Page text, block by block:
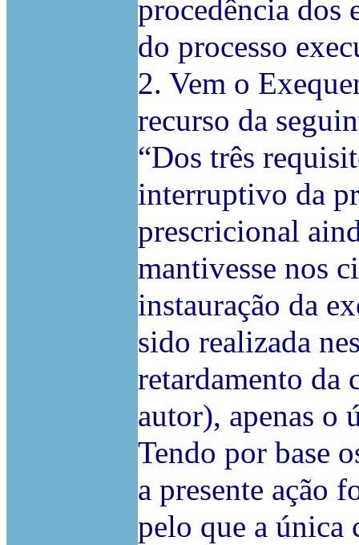
procedência dos
do processo
2. Vem o
recurso da
“Dos três
interruptivo da
prescricional
mantivesse nos
instauração da
sido realizada
retardamento da
autor), apenas o
Tendo por base
a presente ação
pelo que a única